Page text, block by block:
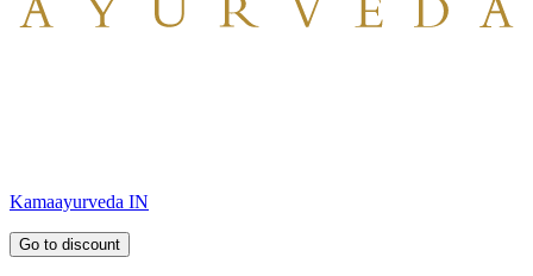
Kamaayurveda IN
Go to discount